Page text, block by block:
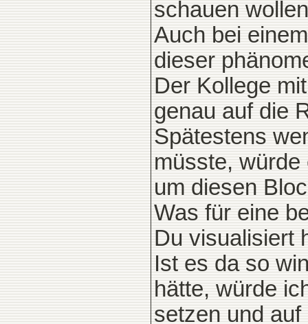
schauen
Auch bei
dieser
Der Kollege
genau auf die
Spätestens
müsste,
um diesen
Was für eine
Du visualisiert
Ist es da so
hätte, würde
setzen und